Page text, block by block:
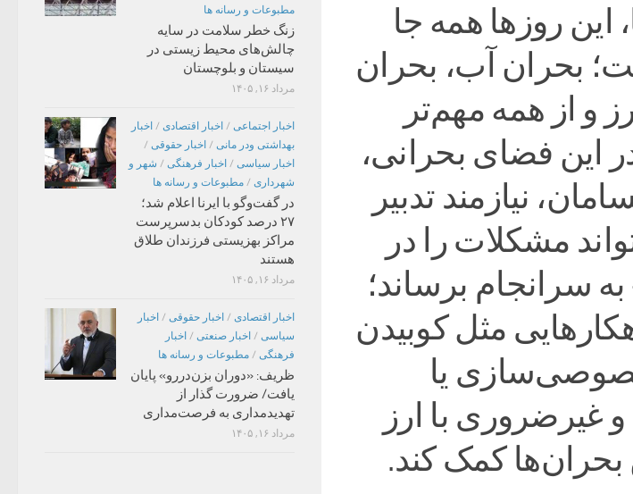
این روزها همه جا
بحران آب، بحران
و از همه مهم‌تر
این فضای بحرانی،
نیازمند تدبیر
مشکلات را در
سرانجام برساند؛
مثل کوبیدن
یا
غیرضروری با ارز
بحران‌ها کمک کند.
مطبوعات و رسانه ها
زنگ خطر سلامت در سایه
چالش‌های محیط زیستی در
سیستان و بلوچستان
مرداد ۱۶, ۱۴۰۵
اخبار اجتماعی / اخبار اقتصادی / اخبار
بهداشتی ودر مانی / اخبار حقوقی /
اخبار سیاسی / اخبار فرهنگی / شهر و
شهرداری / مطبوعات و رسانه ها
در گفت‌وگو با ایرنا اعلام شد؛
۲۷ درصد کودکان بدسرپرست
مراکز بهزیستی فرزندان طلاق
هستند
مرداد ۱۶, ۱۴۰۵
اخبار اقتصادی / اخبار حقوقی / اخبار
سیاسی / اخبار صنعتی / اخبار
فرهنگی / مطبوعات و رسانه ها
ظریف: «دوران بزن‌دررو» پایان
یافت/ ضرورت گذار از
تهدیدمداری به فرصت‌مداری
مرداد ۱۶, ۱۴۰۵